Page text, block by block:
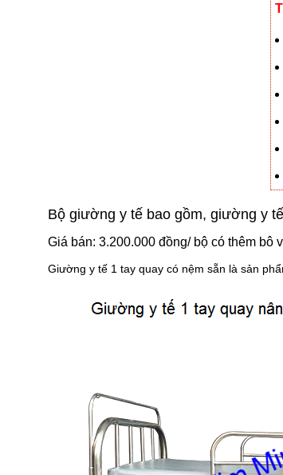
Bộ giường y tế bao gồm, giường y
Giá bán: 3.200.000 đồng/ bộ có thêm
Giường y tế 1 tay quay có nệm sẵn là sản